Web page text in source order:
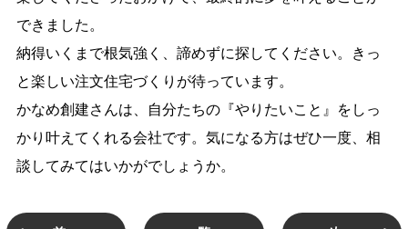
できました。
納得いくまで根気強く、諦めずに探してください。きっ
と楽しい注文住宅づくりが待っています。
かなめ創建さんは、自分たちの『やりたいこと』をしっ
かり叶えてくれる会社です。気になる方はぜひ一度、相
談してみてはいかがでしょうか。